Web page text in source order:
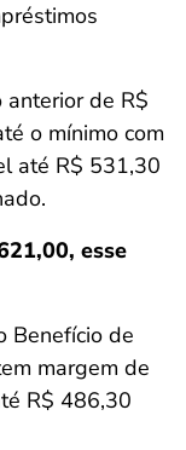
anterior de R$
o mínimo com
até R$ 531,30
esse
Benefício de
margem de
R$ 486,30